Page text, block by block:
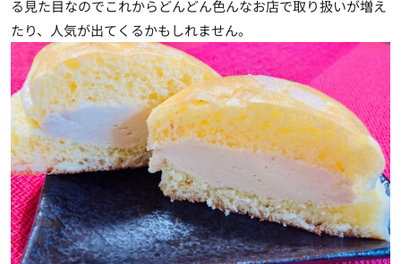
る見た目なのでこれからどんどん色んなお店で取り扱いが増え
たり、人気が出てくるかもしれません。